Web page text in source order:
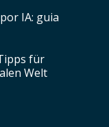
IA: guia
für
Welt